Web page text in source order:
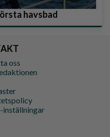
havsbad
oss
inställningar